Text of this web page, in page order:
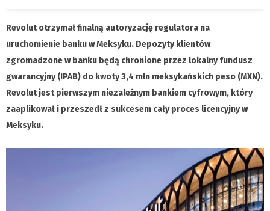
Revolut otrzymał finalną autoryzację regulatora na
uruchomienie banku w Meksyku. Depozyty klientów
zgromadzone w banku będą chronione przez lokalny fundusz
gwarancyjny (IPAB) do kwoty 3,4 mln meksykańskich peso (MXN).
Revolut jest pierwszym niezależnym bankiem cyfrowym, który
zaaplikował i przeszedł z sukcesem cały proces licencyjny w
Meksyku.